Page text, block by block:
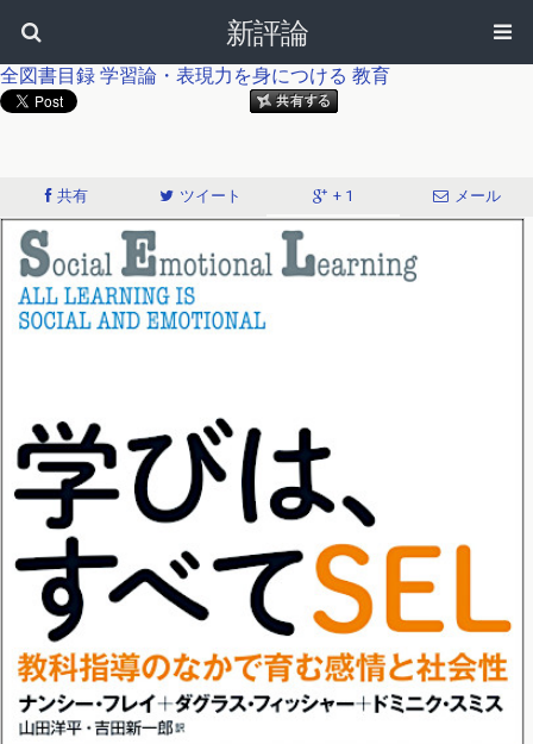
新評論
全図書目録 学習論・表現力を身につける 教育
共有 ツイート + 1 メール